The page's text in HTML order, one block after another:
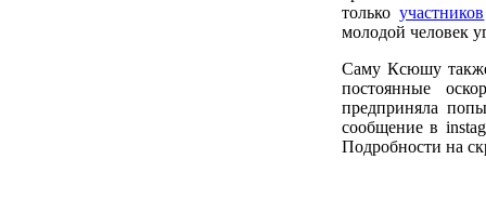
толькоучастников
молодой человек
Саму Ксюшу
постоянные
предприняла
сообщение в
Подробности на